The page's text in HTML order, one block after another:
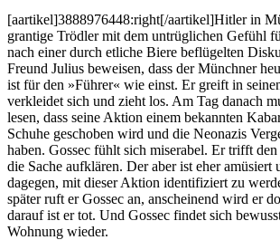
[aartikel]3888976448:right[/aartikel]Hitler in
grantige Trödler mit dem untrüglichen Gefühl
nach einer durch etliche Biere beflügelten
Freund Julius beweisen, dass der Münch­ner
ist für den »Führer« wie einst. Er greift in
verkleidet sich und zieht los. Am Tag danach
lesen, dass seine Aktion einem bekannten
Schuhe geschoben wird und die Neonazis
haben. Gossec fühlt sich miserabel. Er trifft
die Sache aufklären. Der aber ist eher amüsiert
dagegen, mit dieser Aktion identifiziert zu
später ruft er Gossec an, anscheinend wird er
darauf ist er tot. Und Gossec findet sich
Wohnung wieder.